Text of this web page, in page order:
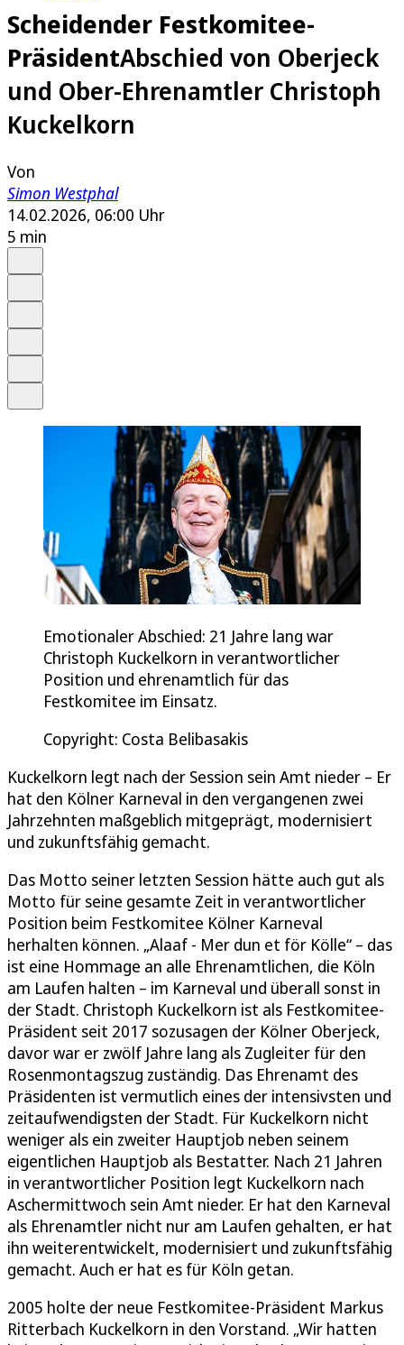
Scheidender Festkomitee-
PräsidentAbschied von Oberjeck
und Ober-Ehrenamtler Christoph
Kuckelkorn
Von
Simon Westphal
14.02.2026, 06:00 Uhr
5 min
Emotionaler Abschied: 21 Jahre lang war
Christoph Kuckelkorn in verantwortlicher
Position und ehrenamtlich für das
Festkomitee im Einsatz.
Copyright: Costa Belibasakis
Kuckelkorn legt nach der Session sein Amt nieder – Er
hat den Kölner Karneval in den vergangenen zwei
Jahrzehnten maßgeblich mitgeprägt, modernisiert
und zukunftsfähig gemacht.
Das Motto seiner letzten Session hätte auch gut als
Motto für seine gesamte Zeit in verantwortlicher
Position beim Festkomitee Kölner Karneval
herhalten können. „Alaaf - Mer dun et för Kölle“ – das
ist eine Hommage an alle Ehrenamtlichen, die Köln
am Laufen halten – im Karneval und überall sonst in
der Stadt. Christoph Kuckelkorn ist als Festkomitee-
Präsident seit 2017 sozusagen der Kölner Oberjeck,
davor war er zwölf Jahre lang als Zugleiter für den
Rosenmontagszug zuständig. Das Ehrenamt des
Präsidenten ist vermutlich eines der intensivsten und
zeitaufwendigsten der Stadt. Für Kuckelkorn nicht
weniger als ein zweiter Hauptjob neben seinem
eigentlichen Hauptjob als Bestatter. Nach 21 Jahren
in verantwortlicher Position legt Kuckelkorn nach
Aschermittwoch sein Amt nieder. Er hat den Karneval
als Ehrenamtler nicht nur am Laufen gehalten, er hat
ihn weiterentwickelt, modernisiert und zukunftsfähig
gemacht. Auch er hat es für Köln getan.
2005 holte der neue Festkomitee-Präsident Markus
Ritterbach Kuckelkorn in den Vorstand. „Wir hatten